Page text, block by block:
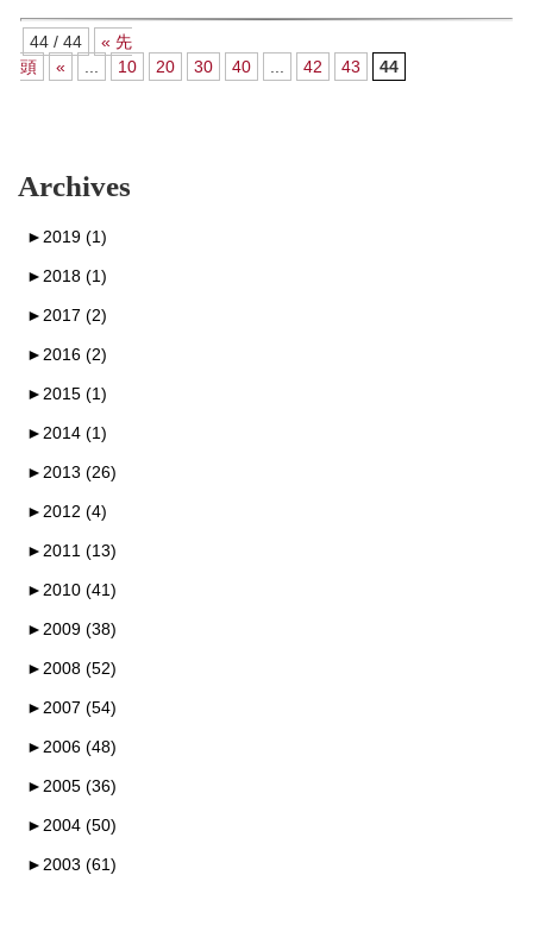
44 / 44
« 先
頭
« 10 20 30 40 42 43 44
Archives
► 2019 (1)
► 2018 (1)
► 2017 (2)
► 2016 (2)
► 2015 (1)
► 2014 (1)
► 2013 (26)
► 2012 (4)
► 2011 (13)
► 2010 (41)
► 2009 (38)
► 2008 (52)
► 2007 (54)
► 2006 (48)
► 2005 (36)
► 2004 (50)
► 2003 (61)